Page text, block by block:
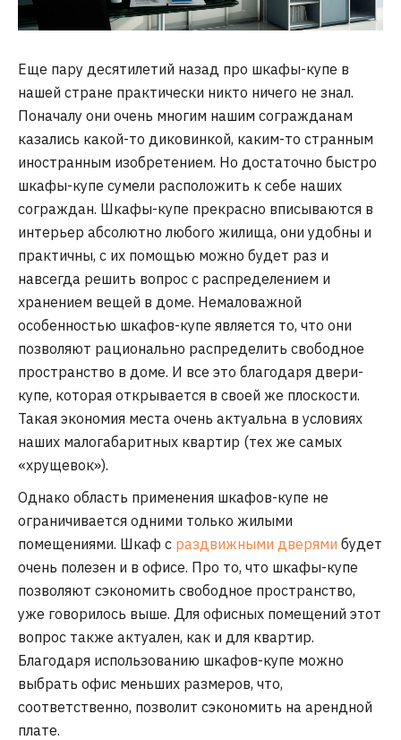
Еще пару десятилетий назад про шкафы-купе в
нашей стране практически никто ничего не знал.
Поначалу они очень многим нашим согражданам
казались какой-то диковинкой, каким-то странным
иностранным изобретением. Но достаточно быстро
шкафы-купе сумели расположить к себе наших
сограждан. Шкафы-купе прекрасно вписываются в
интерьер абсолютно любого жилища, они удобны и
практичны, с их помощью можно будет раз и
навсегда решить вопрос с распределением и
хранением вещей в доме. Немаловажной
особенностью шкафов-купе является то, что они
позволяют рационально распределить свободное
пространство в доме. И все это благодаря двери-
купе, которая открывается в своей же плоскости.
Такая экономия места очень актуальна в условиях
наших малогабаритных квартир (тех же самых
«хрущевок»).
Однако область применения шкафов-купе не
ограничивается одними только жилыми
помещениями. Шкаф с раздвижными дверями будет
очень полезен и в офисе. Про то, что шкафы-купе
позволяют сэкономить свободное пространство,
уже говорилось выше. Для офисных помещений этот
вопрос также актуален, как и для квартир.
Благодаря использованию шкафов-купе можно
выбрать офис меньших размеров, что,
соответственно, позволит сэкономить на арендной
плате.